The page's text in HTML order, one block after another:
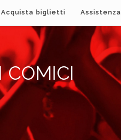
Acquista biglietti Assistenza
COMICI